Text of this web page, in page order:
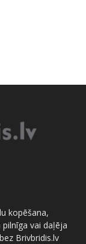
kopēšana,
vai daļēja
Brivbridis.lv